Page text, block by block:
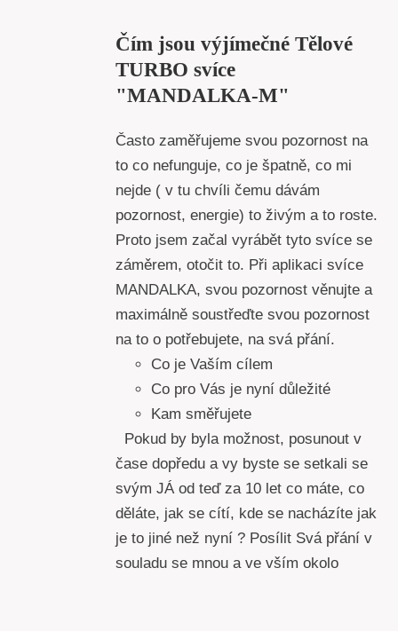
Čím jsou výjímečné Tělové
TURBO svíce
"MANDALKA-M"
Často zaměřujeme svou pozornost na
to co nefunguje, co je špatně, co mi
nejde ( v tu chvíli čemu dávám
pozornost, energie) to živým a to roste.
Proto jsem začal vyrábět tyto svíce se
záměrem, otočit to. Při aplikaci svíce
MANDALKA, svou pozornost věnujte a
maximálně soustřeďte svou pozornost
na to o potřebujete, na svá přání.
Co je Vaším cílem
Co pro Vás je nyní důležité
Kam směřujete
Pokud by byla možnost, posunout v
čase dopředu a vy byste se setkali se
svým JÁ od teď za 10 let co máte, co
děláte, jak se cítí, kde se nacházíte jak
je to jiné než nyní ? Posílit Svá přání v
souladu se mnou a ve vším okolo